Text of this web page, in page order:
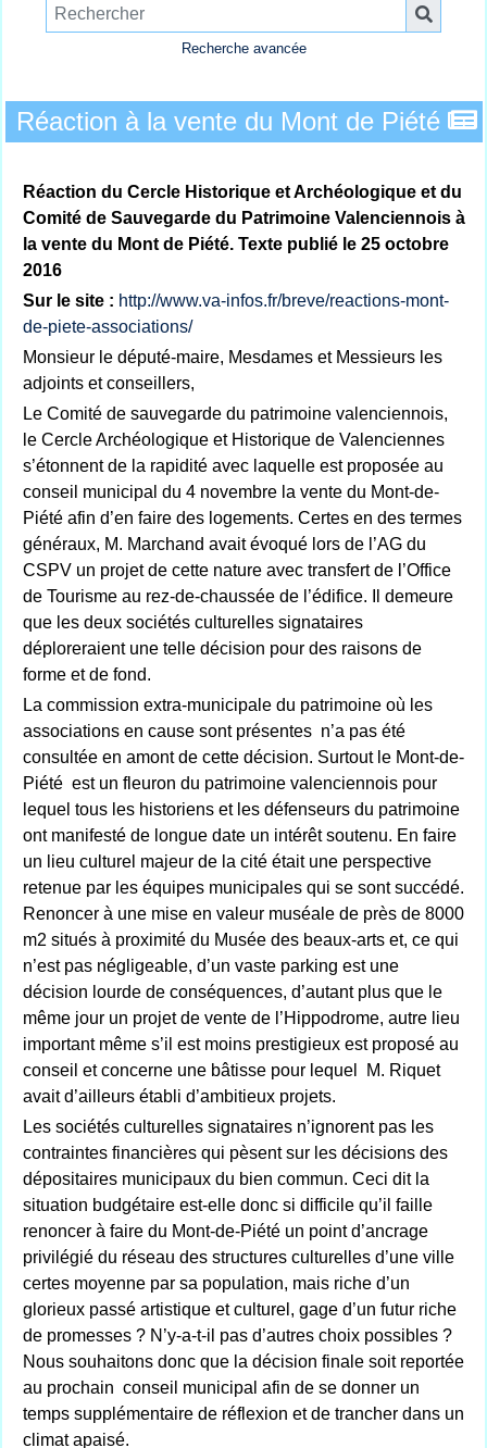
Recherche avancée
Réaction à la vente du Mont de Piété
Réaction du Cercle Historique et Archéologique et du
Comité de Sauvegarde du Patrimoine Valenciennois à
la vente du Mont de Piété. Texte publié le 25 octobre
2016
Sur le site : http://www.va-infos.fr/breve/reactions-mont-
de-piete-associations/
Monsieur le député-maire, Mesdames et Messieurs les
adjoints et conseillers,
Le Comité de sauvegarde du patrimoine valenciennois,
le Cercle Archéologique et Historique de Valenciennes
s’étonnent de la rapidité avec laquelle est proposée au
conseil municipal du 4 novembre la vente du Mont-de-
Piété afin d’en faire des logements. Certes en des termes
généraux, M. Marchand avait évoqué lors de l’AG du
CSPV un projet de cette nature avec transfert de l’Office
de Tourisme au rez-de-chaussée de l’édifice. Il demeure
que les deux sociétés culturelles signataires
déploreraient une telle décision pour des raisons de
forme et de fond.
La commission extra-municipale du patrimoine où les
associations en cause sont présentes n’a pas été
consultée en amont de cette décision. Surtout le Mont-de-
Piété est un fleuron du patrimoine valenciennois pour
lequel tous les historiens et les défenseurs du patrimoine
ont manifesté de longue date un intérêt soutenu. En faire
un lieu culturel majeur de la cité était une perspective
retenue par les équipes municipales qui se sont succédé.
Renoncer à une mise en valeur muséale de près de 8000
m2 situés à proximité du Musée des beaux-arts et, ce qui
n’est pas négligeable, d’un vaste parking est une
décision lourde de conséquences, d’autant plus que le
même jour un projet de vente de l’Hippodrome, autre lieu
important même s’il est moins prestigieux est proposé au
conseil et concerne une bâtisse pour lequel M. Riquet
avait d’ailleurs établi d’ambitieux projets.
Les sociétés culturelles signataires n’ignorent pas les
contraintes financières qui pèsent sur les décisions des
dépositaires municipaux du bien commun. Ceci dit la
situation budgétaire est-elle donc si difficile qu’il faille
renoncer à faire du Mont-de-Piété un point d’ancrage
privilégié du réseau des structures culturelles d’une ville
certes moyenne par sa population, mais riche d’un
glorieux passé artistique et culturel, gage d’un futur riche
de promesses ? N’y-a-t-il pas d’autres choix possibles ?
Nous souhaitons donc que la décision finale soit reportée
au prochain conseil municipal afin de se donner un
temps supplémentaire de réflexion et de trancher dans un
climat apaisé.